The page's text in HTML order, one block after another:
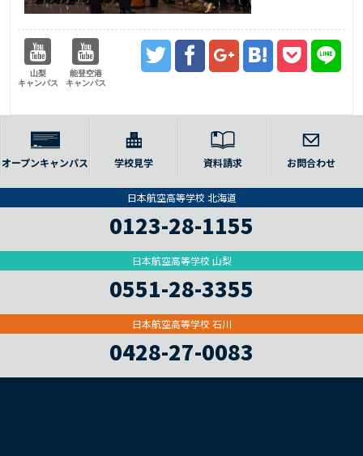
山梨
キャンパス
能登空港
キャンパス
オープンキャンパス 学校見学 資料請求 お問合わせ
日本航空高等学校 北海道
0123-28-1155
日本航空高等学校 山梨
0551-28-3355
日本航空高等学校 石川
0428-27-0083